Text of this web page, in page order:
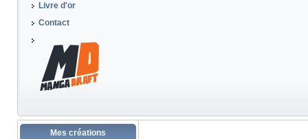
Livre d'or
Contact
Mes créations